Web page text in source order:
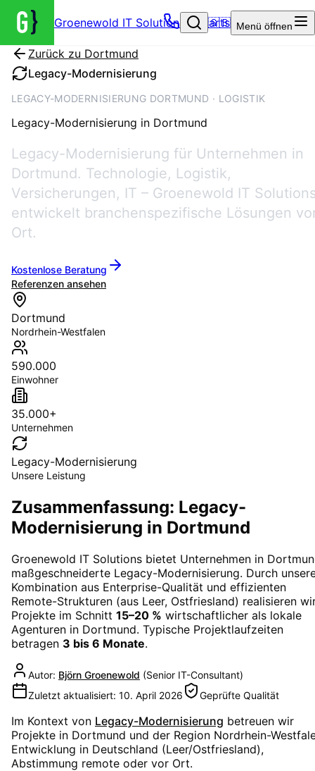
Groenewold IT Solutions – Startseite
🇬🇧 Menü öffnen
Zurück zu Dortmund
Legacy-Modernisierung
LEGACY-MODERNISIERUNG DORTMUND · LOGISTIK
Legacy-Modernisierung in Dortmund
Legacy-Modernisierung für Unternehmen in
Dortmund. Technologie, Logistik,
Versicherungen, IT – Groenewold IT
entwickelt branchenspezifische Lösungen
Ort.
Kostenlose Beratung
Referenzen ansehen
Dortmund
Nordrhein-Westfalen
590.000
Einwohner
35.000+
Unternehmen
Legacy-Modernisierung
Unsere Leistung
Zusammenfassung: Legacy-
Modernisierung in Dortmund
Groenewold IT Solutions bietet Unternehmen in
maßgeschneiderte Legacy-Modernisierung. Durch
Kombination aus Enterprise-Qualität und effizienten
Remote-Strukturen (aus Leer, Ostfriesland) realisieren
Projekte im Schnitt 15–20 % wirtschaftlicher als lokale
Agenturen in Dortmund. Typische Projektlaufzeiten
betragen 3 bis 6 Monate.
Autor: Björn Groenewold (Senior IT-Consultant)
Zuletzt aktualisiert: 10. April 2026 Geprüfte Qualität
Im Kontext von Legacy-Modernisierung betreuen wir
Projekte in Dortmund und der Region Nordrhein-
Entwicklung in Deutschland (Leer/Ostfriesland),
Abstimmung remote oder vor Ort.